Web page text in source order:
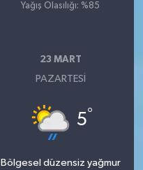
Yağış Olasılığı: %85
23 MART
PAZARTESI
5°
Bölgesel düzensiz yağmur